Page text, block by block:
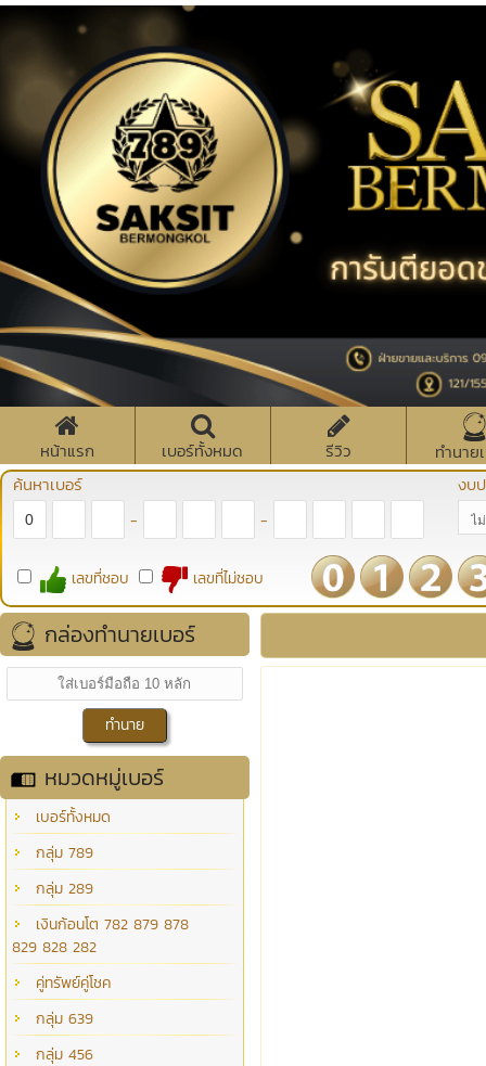
หน้าแรก เบอร์ทั้งหมด รีวิว
ทำนาย
ค้นหาเบอร์
- -
งบ
เลขที่ชอบ เลขที่ไม่ชอบ
กล่องทำนายเบอร์
หมวดหมู่เบอร์
เบอร์ทั้งหมด
กลุ่ม 789
กลุ่ม 289
เงินก้อนโต 782 879 878
829 828 282
คู่ทรัพย์คู่โชค
กลุ่ม 639
กลุ่ม 456